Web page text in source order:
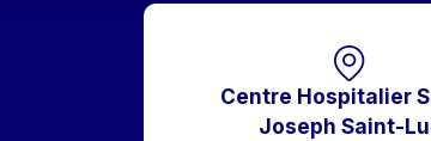
Centre Hospitalier
Joseph Saint-